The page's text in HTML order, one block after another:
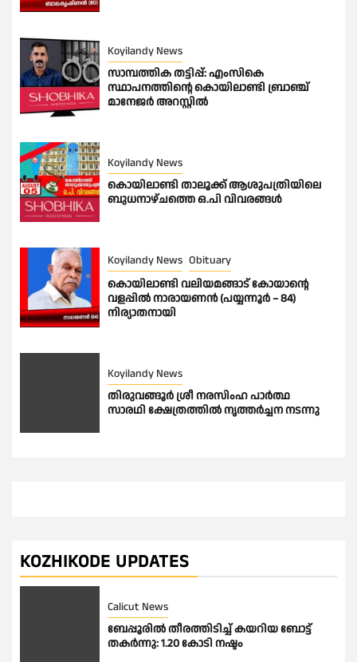
Koyilandy News
സാമ്പത്തിക തട്ടിപ്പ്: എംസികെ
സ്ഥാപനത്തിന്റെ കൊയിലാണ്ടി ബ്രാഞ്ച്
മാനേജർ അറസ്റ്റിൽ
Koyilandy News
കൊയിലാണ്ടി താലൂക്ക് ആശുപത്രിയിലെ
ബുധനാഴ്ചത്തെ ഒ.പി വിവരങ്ങൾ
Koyilandy News Obituary
കൊയിലാണ്ടി വലിയമങ്ങാട് കോയാൻ്റെ
വളപ്പിൽ നാരായണൻ (പയ്യന്നൂർ – 84)
നിര്യാതനായി
Koyilandy News
തിരുവങ്ങൂർ ശ്രീ നരസിംഹ പാർത്ഥ
സാരഥി ക്ഷേത്രത്തിൽ നൃത്തർച്ചന നടന്നു
KOZHIKODE UPDATES
Calicut News
ബേപ്പൂരിൽ തീരത്തിടിച്ച് കയറിയ ബോട്ട്
തകർന്നു: 1.20 കോടി നഷ്ടം